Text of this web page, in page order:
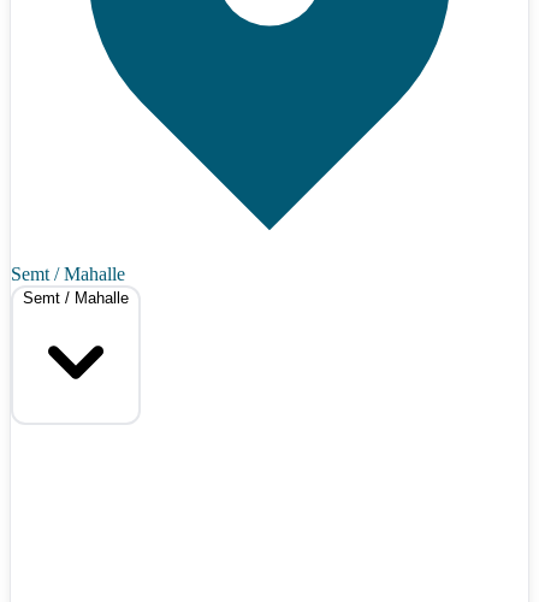
Semt / Mahalle
Semt / Mahalle